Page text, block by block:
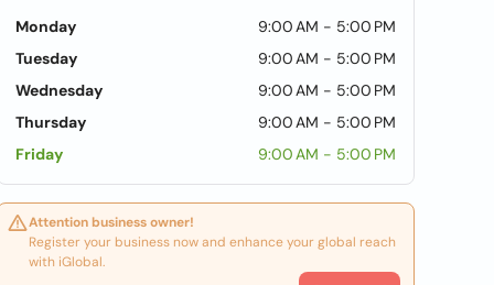
Monday
9:00 AM - 5:00 PM
Tuesday
9:00 AM - 5:00 PM
Wednesday
9:00 AM - 5:00 PM
Thursday
9:00 AM - 5:00 PM
Friday
9:00 AM - 5:00 PM
Attention business owner!
Register your business now and enhance your global reach
with iGlobal.